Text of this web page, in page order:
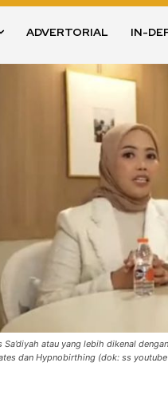
ADVERTORIAL IN-
Sa’diyah atau yang lebih dikenal
dan Hypnobirthing (dok: ss